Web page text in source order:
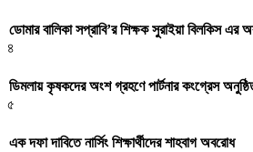
ডোমার বালিকা সপ্রাবি’র শিক্ষক সুরাইয়া বিলকিস এর
৪
ডিমলায় কৃষকদের অংশ গ্রহণে পার্টনার কংগ্রেস
৫
এক দফা দাবিতে নার্সিং শিক্ষার্থীদের শাহবাগ অবরোধ